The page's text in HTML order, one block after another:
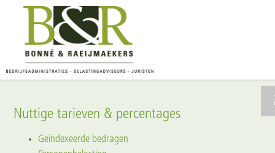
Nuttige tarieven & percentages
Geïndexeerde bedragen